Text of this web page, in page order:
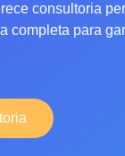
consultoria
completa para